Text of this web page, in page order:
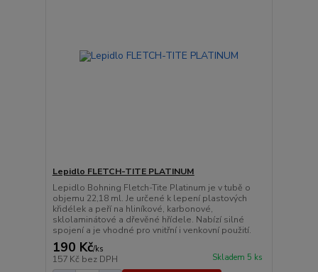
Lepidlo FLETCH-TITE PLATINUM
Lepidlo Bohning Fletch-Tite Platinum je v tubě o
objemu 22,18 ml. Je určené k lepení plastových
křidélek a peří na hliníkové, karbonové,
sklolaminátové a dřevěné hřídele. Nabízí silné
spojení a je vhodné pro vnitřní i venkovní použití.
190 Kč/ks
157 Kč bez DPH Skladem 5 ks